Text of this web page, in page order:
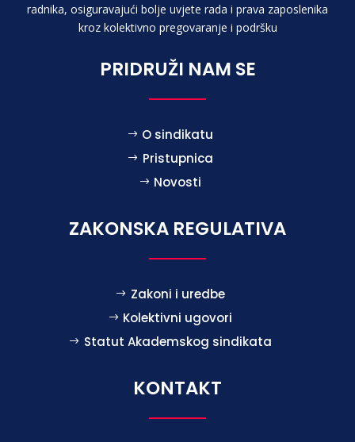
radnika, osiguravajući bolje uvjete rada i prava zaposlenika
kroz kolektivno pregovaranje i podršku
PRIDRUŽI NAM SE
O sindikatu
Pristupnica
Novosti
ZAKONSKA REGULATIVA
Zakoni i uredbe
Kolektivni ugovori
Statut Akademskog sindikata
KONTAKT